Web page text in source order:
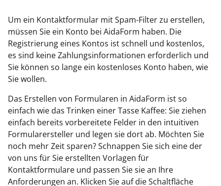
Um ein Kontaktformular mit Spam-Filter zu erstellen,
müssen Sie ein Konto bei AidaForm haben. Die
Registrierung eines Kontos ist schnell und kostenlos,
es sind keine Zahlungsinformationen erforderlich und
Sie können so lange ein kostenloses Konto haben, wie
Sie wollen.
Das Erstellen von Formularen in AidaForm ist so
einfach wie das Trinken einer Tasse Kaffee: Sie ziehen
einfach bereits vorbereitete Felder in den intuitiven
Formularersteller und legen sie dort ab. Möchten Sie
noch mehr Zeit sparen? Schnappen Sie sich eine der
von uns für Sie erstellten Vorlagen für
Kontaktformulare und passen Sie sie an Ihre
Anforderungen an. Klicken Sie auf die Schaltfläche